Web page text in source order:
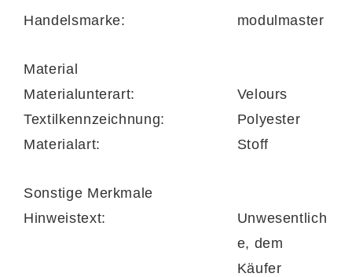
Handelsmarke:
modulmaster
Material
Materialunterart:
Velours
Textilkennzeichnung:
Polyester
Materialart:
Stoff
Sonstige Merkmale
Hinweistext:
Unwesentlich
e, dem
Käufer